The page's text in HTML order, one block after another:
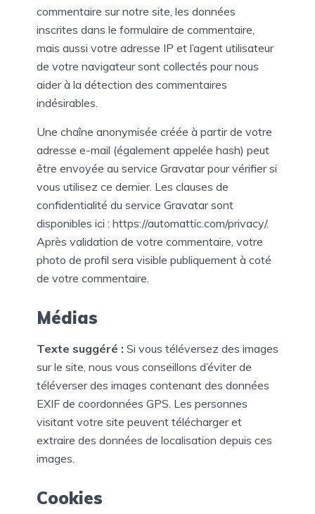
commentaire sur notre site, les données
inscrites dans le formulaire de commentaire,
mais aussi votre adresse IP et l’agent utilisateur
de votre navigateur sont collectés pour nous
aider à la détection des commentaires
indésirables.
Une chaîne anonymisée créée à partir de votre
adresse e-mail (également appelée hash) peut
être envoyée au service Gravatar pour vérifier si
vous utilisez ce dernier. Les clauses de
confidentialité du service Gravatar sont
disponibles ici : https://automattic.com/privacy/.
Après validation de votre commentaire, votre
photo de profil sera visible publiquement à coté
de votre commentaire.
Médias
Texte suggéré : Si vous téléversez des images
sur le site, nous vous conseillons d’éviter de
téléverser des images contenant des données
EXIF de coordonnées GPS. Les personnes
visitant votre site peuvent télécharger et
extraire des données de localisation depuis ces
images.
Cookies